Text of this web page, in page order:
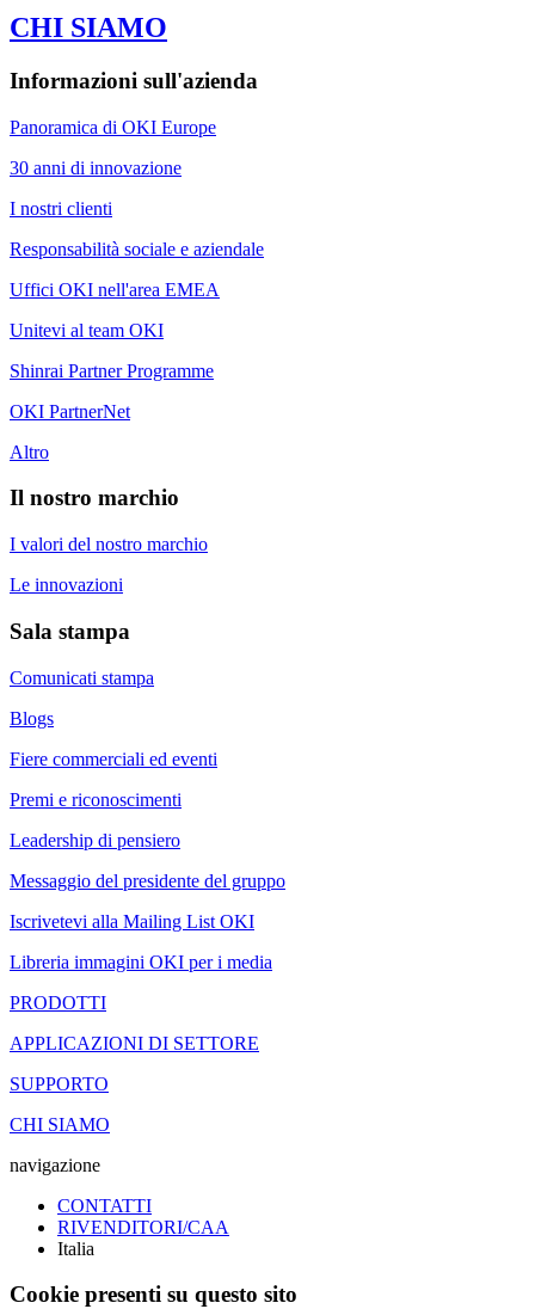
CHI SIAMO
Informazioni sull'azienda
Panoramica di OKI Europe
30 anni di innovazione
I nostri clienti
Responsabilità sociale e aziendale
Uffici OKI nell'area EMEA
Unitevi al team OKI
Shinrai Partner Programme
OKI PartnerNet
Altro
Il nostro marchio
I valori del nostro marchio
Le innovazioni
Sala stampa
Comunicati stampa
Blogs
Fiere commerciali ed eventi
Premi e riconoscimenti
Leadership di pensiero
Messaggio del presidente del gruppo
Iscrivetevi alla Mailing List OKI
Libreria immagini OKI per i media
PRODOTTI
APPLICAZIONI DI SETTORE
SUPPORTO
CHI SIAMO
navigazione
CONTATTI
RIVENDITORI/CAA
Italia
Cookie presenti su questo sito